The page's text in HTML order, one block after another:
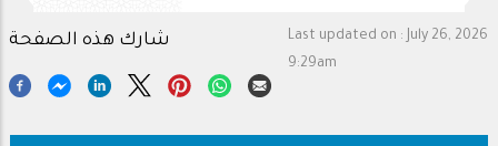
Last updated on : July 26, 2026
9:29am
شارك هذه الصفحة